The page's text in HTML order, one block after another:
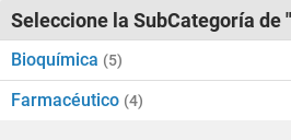
Seleccione la SubCategoría de
Bioquímica (5)
Farmacéutico (4)